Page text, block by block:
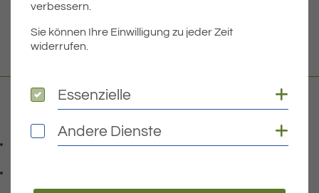
DOWNLOAD
07541 9708-0
Telefonnummer: 0 7 5 4 1 9 7 0 8 0
verbessern.
Sie können Ihre Einwilligung zu jeder Zeit
widerrufen.
Essenzielle
Essenzielle
Andere Dienste
Andere Dienste